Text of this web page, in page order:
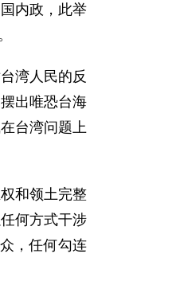
内政，此举
湾人民的反
出唯恐台海
台湾问题上
和领土完整
何方式干涉
，任何勾连